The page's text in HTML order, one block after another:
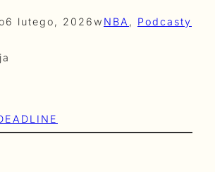
6 lutego, 2026w NBA , Podcasty